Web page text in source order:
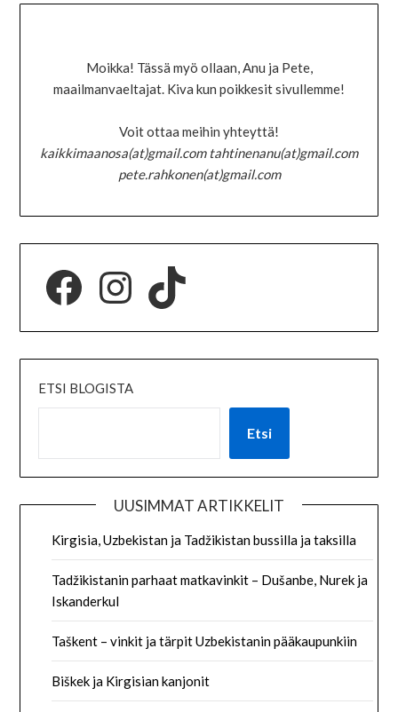
Moikka! Tässä myö ollaan, Anu ja Pete,
maailmanvaeltajat. Kiva kun poikkesit sivullemme!
Voit ottaa meihin yhteyttä!
kaikkimaanosa(at)gmail.com tahtinenanu(at)gmail.com
pete.rahkonen(at)gmail.com
ETSI BLOGISTA
Etsi
UUSIMMAT ARTIKKELIT
Kirgisia, Uzbekistan ja Tadžikistan bussilla ja taksilla
Tadžikistanin parhaat matkavinkit – Dušanbe, Nurek ja
Iskanderkul
Taškent – vinkit ja tärpit Uzbekistanin pääkaupunkiin
Biškek ja Kirgisian kanjonit